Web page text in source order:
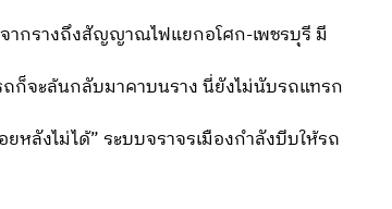
ากรางถึงสัญญาณไฟแยกอโศก-เพชรบุรี มี
ก็จะล้นกลับมาคาบนราง นี่ยังไม่นับรถแทรก
ลังไม่ได้” ระบบจราจรเมืองกําลังบีบให้รถ